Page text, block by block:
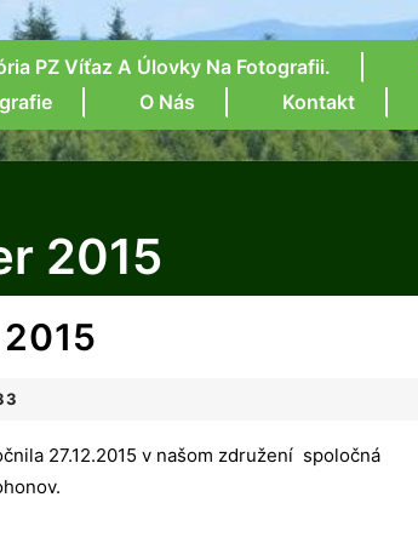
PZ Víťaz A Úlovky Na Fotografii.
O Nás Kontakt
2015